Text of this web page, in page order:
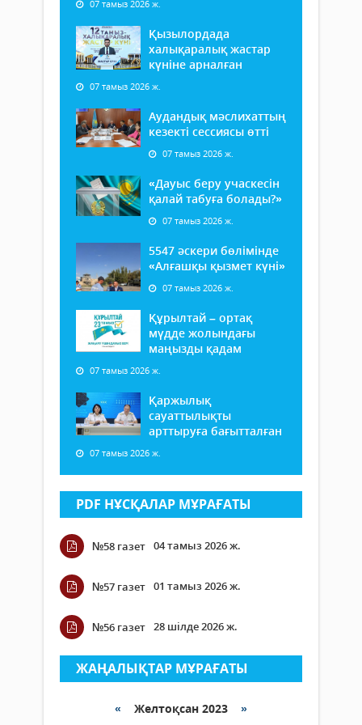
07 тамыз 2026 ж.
Қызылордада
халықаралық жастар
күніне арналған
07 тамыз 2026 ж.
Аудандық мәслихаттың
кезекті сессиясы өтті
07 тамыз 2026 ж.
«Дауыс беру учаскесін
қалай табуға болады?»
07 тамыз 2026 ж.
5547 әскери бөлімінде
«Алғашқы қызмет күні»
07 тамыз 2026 ж.
Құрылтай – ортақ
мүдде жолындағы
маңызды қадам
07 тамыз 2026 ж.
Қаржылық
сауаттылықты
арттыруға бағытталған
07 тамыз 2026 ж.
PDF НҰСҚАЛАР МҰРАҒАТЫ
№58 газет 04 тамыз 2026 ж.
№57 газет 01 тамыз 2026 ж.
№56 газет 28 шілде 2026 ж.
ЖАҢАЛЫҚТАР МҰРАҒАТЫ
« Желтоқсан 2023 »